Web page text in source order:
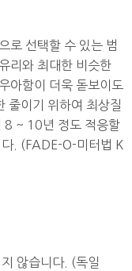
로 선택할 수 있는 범
리와 최대한 비슷한
아함이 더욱 돋보이도
줄이기 위하여 최상질
8 ~ 10년 정도 적응할
. (FADE-O-미터법 K
않습니다. (독일